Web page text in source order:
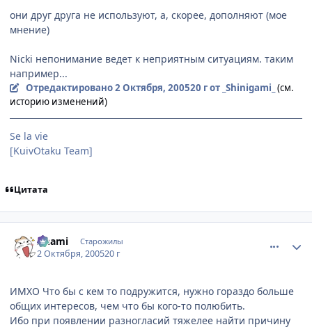
они друг друга не используют, а, скорее, дополняют (мое
мнение)
Nicki непонимание ведет к неприятным ситуациям. таким
например...
Отредактировано2 Октября, 200520 гот _Shinigami_ (см.
историю изменений)
Se la vie
[KuivOtaku Team]
Цитата
Anami Старожилы
2 Октября, 200520 г
ИМХО Что бы с кем то подружится, нужно гораздо больше
общих интересов, чем что бы кого-то полюбить.
Ибо при появлении разногласий тяжелее найти причину